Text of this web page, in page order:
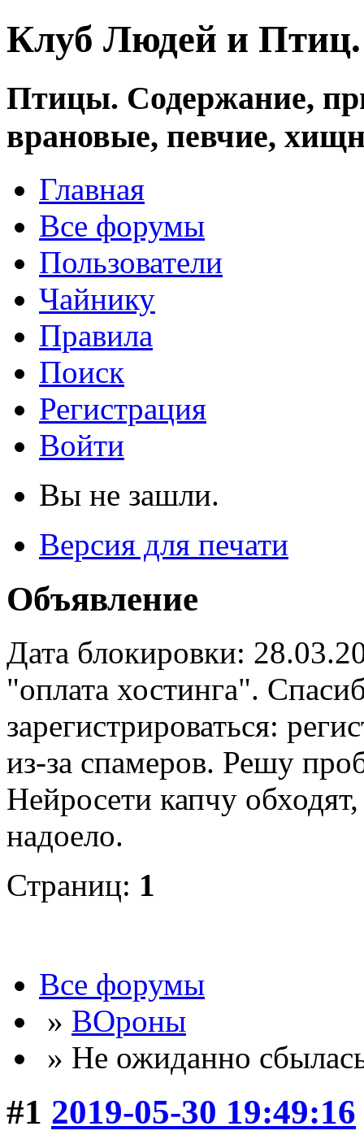
Клуб Людей и
Птицы. Содержание,
врановые, певчие,
Главная
Все форумы
Пользователи
Чайнику
Правила
Поиск
Регистрация
Войти
Вы не зашли.
Версия для печати
Объявление
Дата блокировки:
"оплата хостинга".
зарегистрироваться:
из-за спамеров. Решу
Нейросети капчу
надоело.
Страниц: 1
Все форумы
» ВОроны
» Не ожиданно
#1 2019-05-30 19:49:16